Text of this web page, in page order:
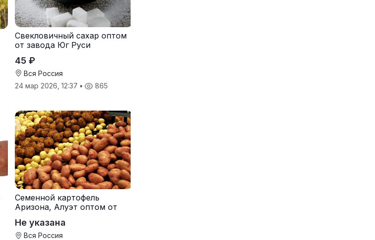
Свекловичный сахар оптом
от завода Юг Руси
45 ₽
Вся Россия
24 мар 2026, 12:37 • 865
Семенной картофель
Аризона, Алуэт оптом от
Не указана
Вся Россия